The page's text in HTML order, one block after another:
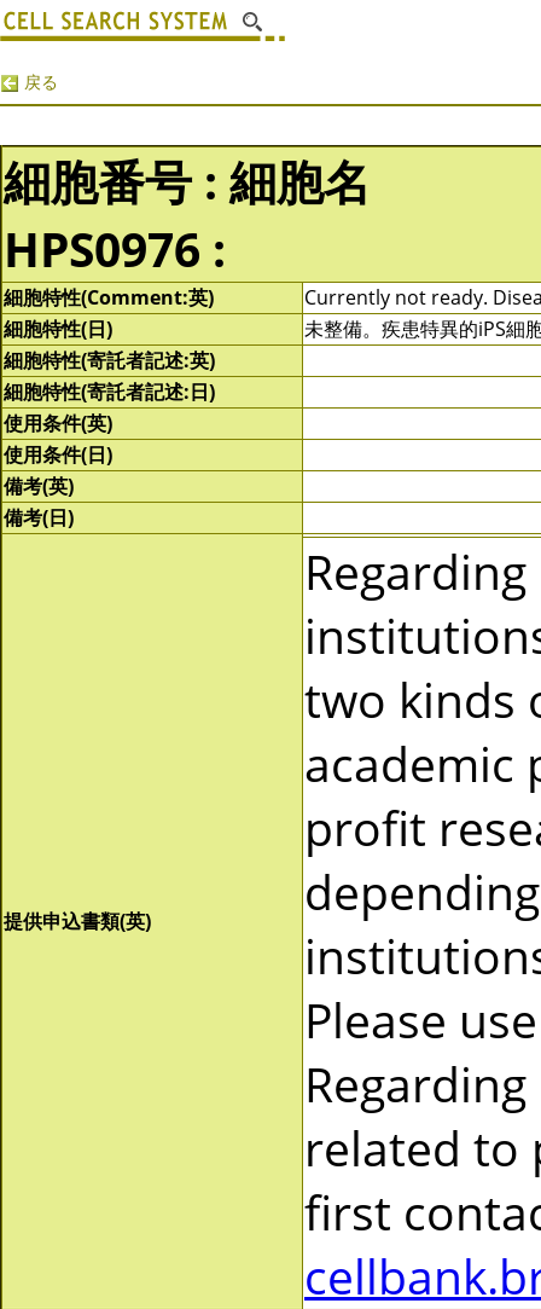
戻る
細胞番号 : 細胞名
HPS0976 :
細胞特性(Comment:英)
Currently not ready.
細胞特性(日)
未整備。疾患特異的iPS細
細胞特性(寄託者記述:英)
細胞特性(寄託者記述:日)
使用条件(英)
使用条件(日)
備考(英)
備考(日)
提供申込書類(英)
two kinds
academic
profit
Please
related to
first